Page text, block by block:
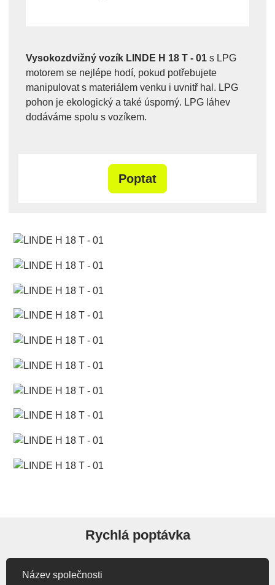
Vysokozdvižný vozík LINDE H 18 T - 01 s LPG
motorem se nejlépe hodí, pokud potřebujete
manipulovat s materiálem venku i uvnitř hal. LPG
pohon je ekologický a také úsporný. LPG láhev
dodáváme spolu s vozíkem.
Poptat
Rychlá poptávka
Název společnosti